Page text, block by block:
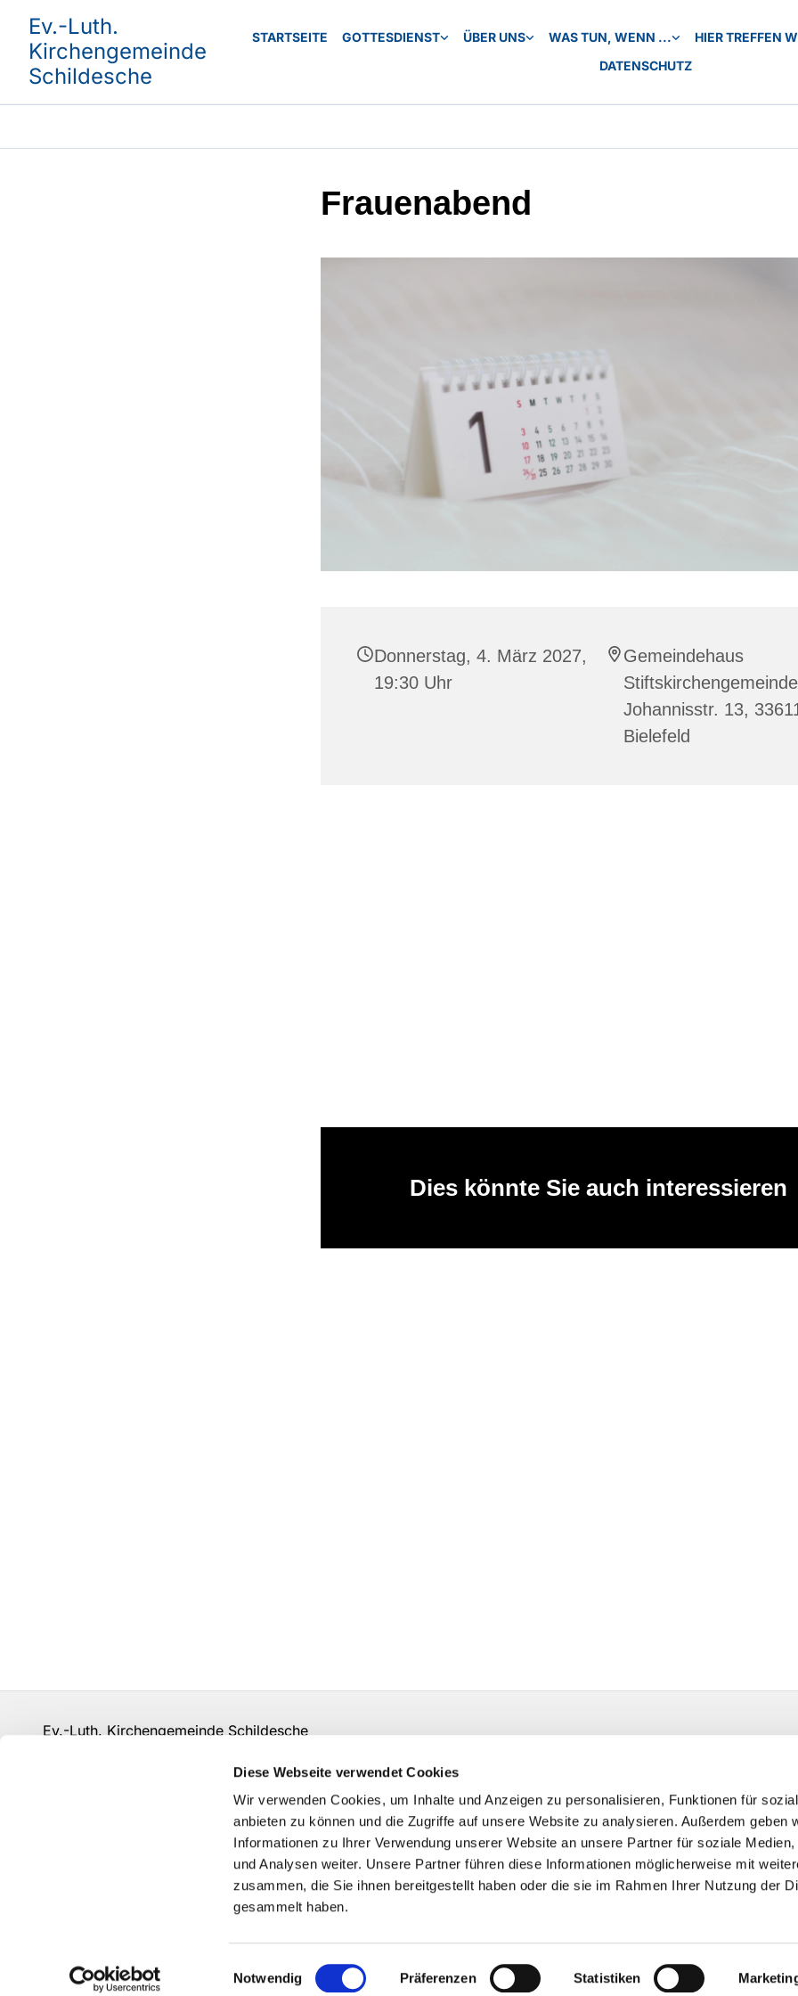
Diese Webseite verwendet Cookies
Wir verwenden Cookies, um Inhalte und Anzeigen zu personalisieren, Funktionen für
anbieten zu können und die Zugriffe auf unsere Website zu analysieren. Außerdem geben
Informationen zu Ihrer Verwendung unserer Website an unsere Partner für soziale Medien,
und Analysen weiter. Unsere Partner führen diese Informationen möglicherweise mit
zusammen, die Sie ihnen bereitgestellt haben oder die sie im Rahmen Ihrer Nutzung der
gesammelt haben.
Einwilligungsauswahl
Notwendig Präferenzen Statistiken
Ev.-Luth.
Kirchengemeinde
Schildesche
STARTSEITE GOTTESDIENST ÜBER UNS WAS TUN, WENN ...
HIER TREFFEN
DATENSCHUTZ
Frauenabend
Donnerstag, 4. März 2027,
19:30 Uhr
Gemeindehaus
Johannisstr. 13,
Bielefeld
Dies könnte Sie auch interessieren
Ev.-Luth. Kirchengemeinde Schildesche